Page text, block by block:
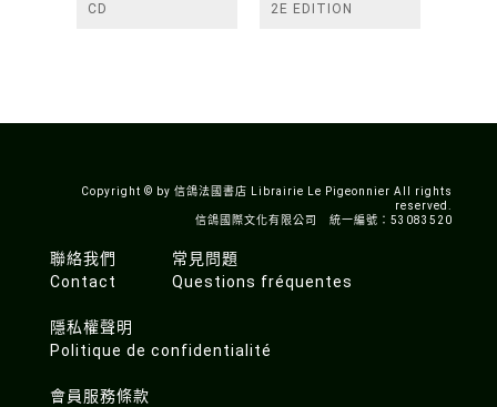
CD
2E EDITION
Copyright © by 信鴿法國書店 Librairie Le Pigeonnier All rights
reserved.
信鴿國際文化有限公司 統一編號：53083520
聯絡我們
Contact
常見問題
Questions fréquentes
隱私權聲明
Politique de confidentialité
會員服務條款